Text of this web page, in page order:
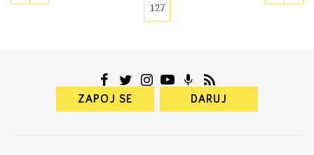
127
ZAPOJ SE DARUJ